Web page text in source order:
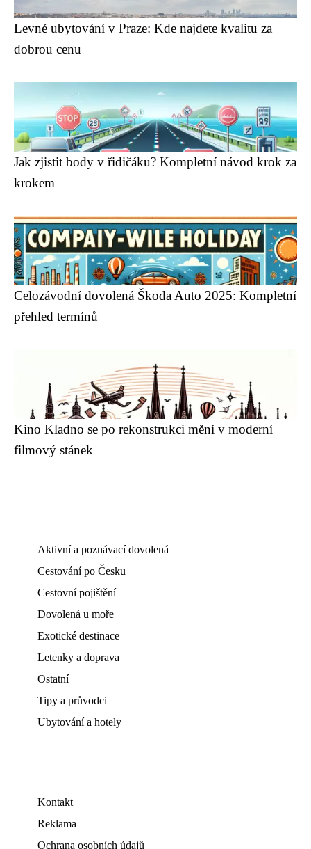
Levné ubytování v Praze: Kde najdete kvalitu za
dobrou cenu
Jak zjistit body v řidičáku? Kompletní návod krok za
krokem
Celozávodní dovolená Škoda Auto 2025: Kompletní
přehled termínů
Kino Kladno se po rekonstrukci mění v moderní
filmový stánek
Aktivní a poznávací dovolená
Cestování po Česku
Cestovní pojištění
Dovolená u moře
Exotické destinace
Letenky a doprava
Ostatní
Tipy a průvodci
Ubytování a hotely
Kontakt
Reklama
Ochrana osobních údajů